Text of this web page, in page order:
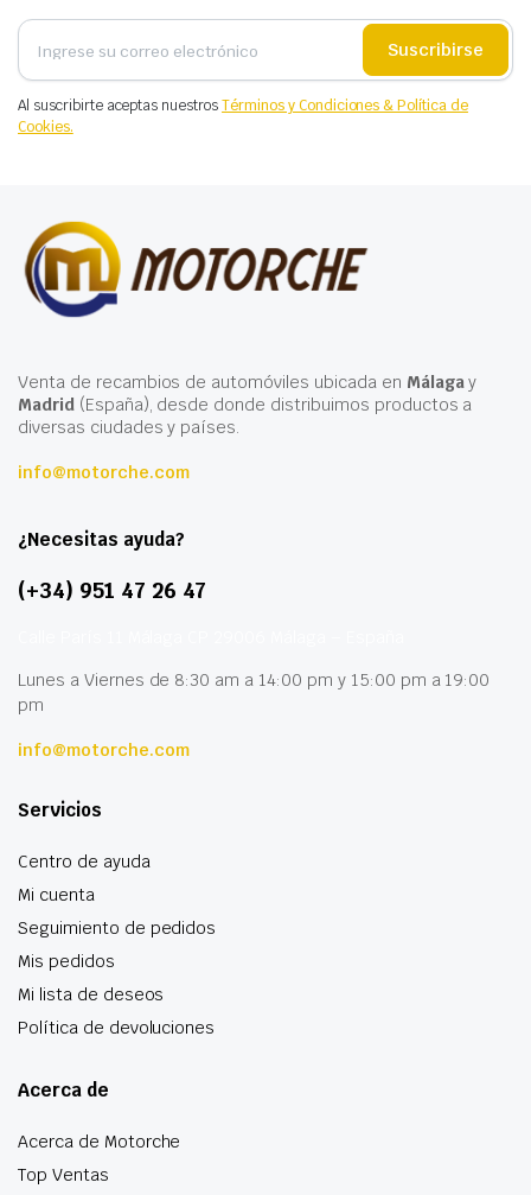
Suscribirse
Al suscribirte aceptas nuestrosTérminos y Condiciones & Política de
Cookies.
Venta de recambios de automóviles ubicada en Málagay
Madrid(España), desde donde distribuimos productos a
diversas ciudades y países.
info@motorche.com
¿Necesitas ayuda?
(+34) 951 47 26 47
Lunes a Viernes de 8:30 am a 14:00 pm y 15:00 pm a 19:00
pm
info@motorche.com
Servicios
Centro de ayuda
Mi cuenta
Seguimiento de pedidos
Mis pedidos
Mi lista de deseos
Política de devoluciones
Acerca de
Acerca de Motorche
Top Ventas